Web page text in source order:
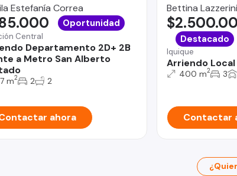
Estefanía Correa
Central
Departamento 2D+ 2B
a Metro San Alberto
Oportunidad
m2 2 2
ahora
Bettina Lazzerini
Iquique
Arriendo
Destacado
400 m2 3
Contactar